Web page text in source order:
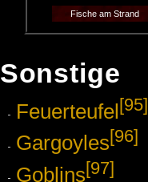
Fische am Strand
Sonstige
Feuerteufel[95]
Gargoyles[96]
Goblins[97]